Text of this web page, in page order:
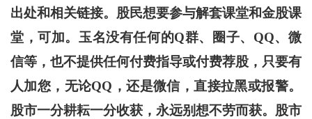
出处和相关链接。股民想要参与解套课堂和金股课
堂，可加。玉名没有任何的Q群、圈子、QQ、微
信等，也不提供任何付费指导或付费荐股，只要有
人加您，无论QQ，还是微信，直接拉黑或报警。
股市一分耕耘一分收获，永远别想不劳而获。股市